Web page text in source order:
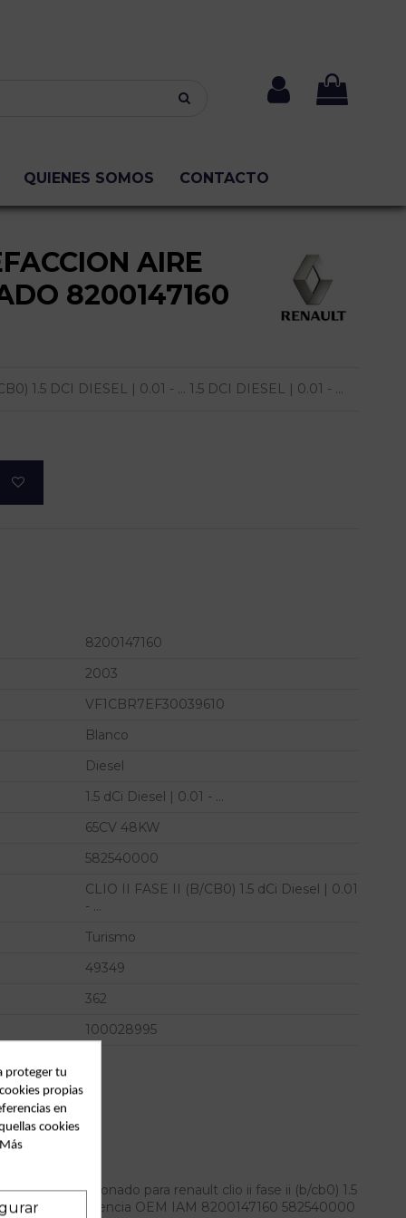
QUIENES SOMOS CONTACTO
AIRE
8200147160
1.5 DCI DIESEL | 0.01 - ... 1.5 DCI DIESEL | 0.01 - ...
8200147160
2003
VF1CBR7EF30039610
Blanco
Diesel
1.5 dCi Diesel | 0.01 - ...
65CV 48KW
582540000
CLIO II FASE II (B/CB0) 1.5 dCi Diesel | 0.01
- ...
Turismo
49349
362
100028995
aire acondicionado para renault clio ii fase ii (b/cb0) 1.5
| 0.01 - ... referencia OEM IAM 8200147160 582540000
proteger tu
propias
en
cookies